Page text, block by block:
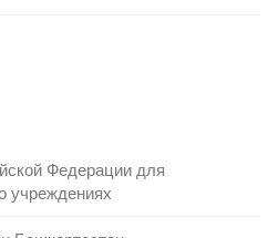
Федерации для
учреждениях